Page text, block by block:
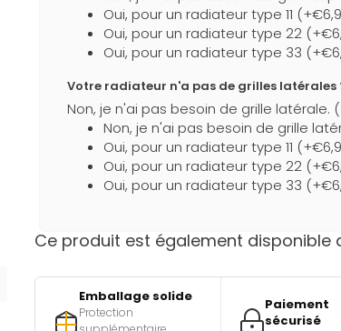
Oui, pour un radiateur type 11
Oui, pour un radiateur type 22
Oui, pour un radiateur type 33
Votre radiateur n'a pas de grilles latérales
Non, je n'ai pas besoin de grille latérale.
Non, je n'ai pas besoin de grille
Oui, pour un radiateur type 11
Oui, pour un radiateur type 22
Oui, pour un radiateur type 33
Ce produit est également disponible
Emballage solide
Protection
Paiement
sécurisé